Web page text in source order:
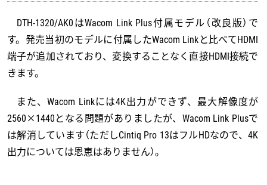
DTH-1320/AK0はWacom Link Plus付属モデル（改良版）で
す。発売当初のモデルに付属したWacom Linkと比べてHDMI
端子が追加されており、変換することなく直接HDMI接続で
きます。
また、Wacom Linkには4K出力ができず、最大解像度が
2560×1440となる問題がありましたが、Wacom Link Plusで
は解消しています（ただしCintiq Pro 13はフルHDなので、4K
出力については恩恵はありません）。